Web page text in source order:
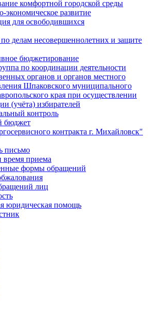
комфортной городской среды
экономическое развитие
для освободившихся
делам несовершеннолетних и защите
бюджетирование
по координации деятельности
органов и органов местного
Шпаковского муниципального
края при осуществлении
(учёта) избирателей
контроль
бюджет
контракта г. Михайловск"
письмо
время приема
формы обращений
лиц
юридическая помощь